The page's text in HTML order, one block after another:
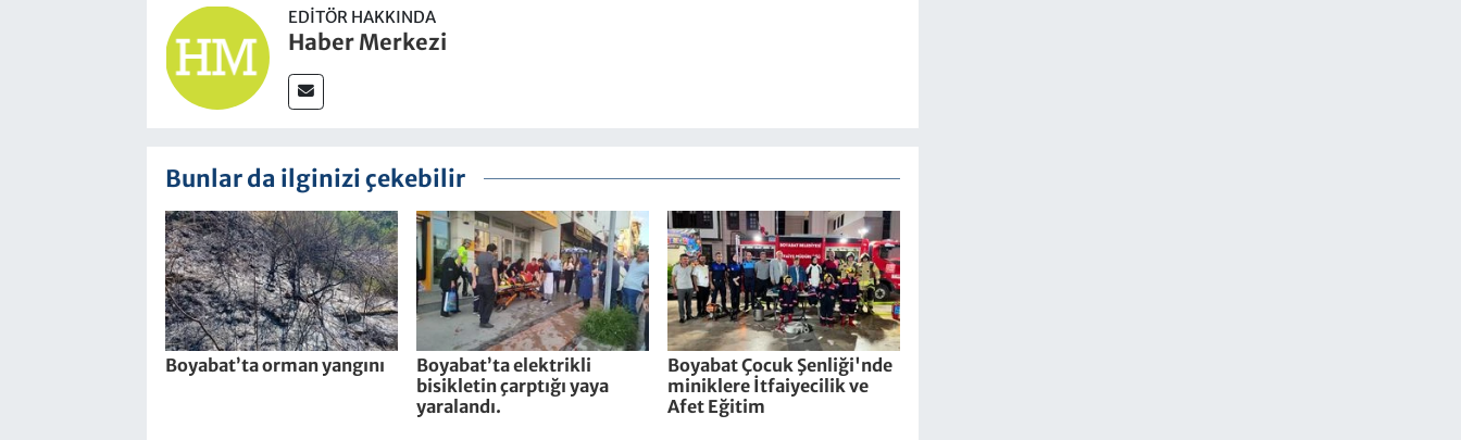
EDITÖR HAKKINDA
Haber Merkezi
Bunlar da ilginizi çekebilir
Boyabat’ta orman yangını
Boyabat’ta elektrikli
bisikletin çarptığı yaya
yaralandı.
Boyabat Çocuk Şenliği'nde
miniklere İtfaiyecilik ve
Afet Eğitim